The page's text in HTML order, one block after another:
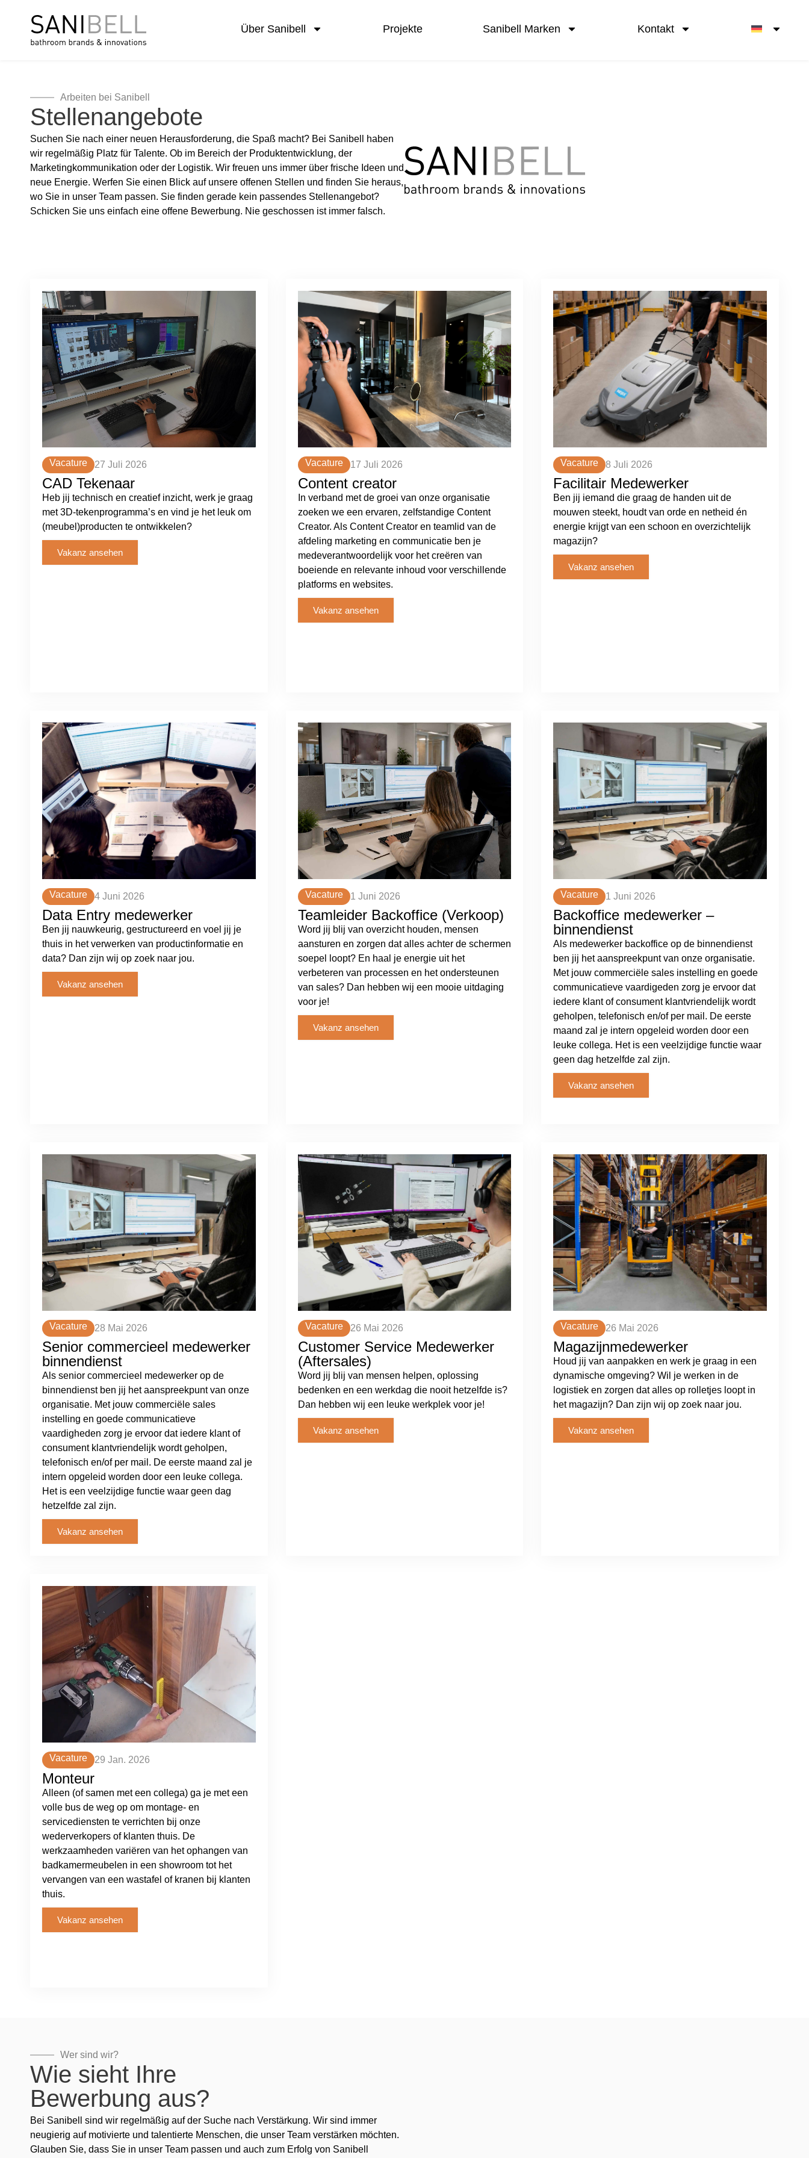
Über Sanibell Projekte Sanibell Marken Kontakt
Arbeiten bei Sanibell
Stellenangebote
Suchen Sie nach einer neuen Herausforderung, die Spaß macht? Bei Sanibell haben
wir regelmäßig Platz für Talente. Ob im Bereich der Produktentwicklung, der
Marketingkommunikation oder der Logistik. Wir freuen uns immer über frische Ideen und
neue Energie. Werfen Sie einen Blick auf unsere offenen Stellen und finden Sie heraus,
wo Sie in unser Team passen. Sie finden gerade kein passendes Stellenangebot?
Schicken Sie uns einfach eine offene Bewerbung. Nie geschossen ist immer falsch.
Vacature 27 Juli 2026
CAD Tekenaar
Heb jij technisch en creatief inzicht, werk je graag
met 3D-tekenprogramma’s en vind je het leuk om
(meubel)producten te ontwikkelen?
Vakanz ansehen
Vacature 17 Juli 2026
Content creator
In verband met de groei van onze organisatie
zoeken we een ervaren, zelfstandige Content
Creator. Als Content Creator en teamlid van de
afdeling marketing en communicatie ben je
medeverantwoordelijk voor het creëren van
boeiende en relevante inhoud voor verschillende
platforms en websites.
Vakanz ansehen
Vacature 8 Juli 2026
Facilitair Medewerker
Ben jij iemand die graag de handen uit de
mouwen steekt, houdt van orde en netheid én
energie krijgt van een schoon en overzichtelijk
magazijn?
Vakanz ansehen
Vacature 4 Juni 2026
Data Entry medewerker
Ben jij nauwkeurig, gestructureerd en voel jij je
thuis in het verwerken van productinformatie en
data? Dan zijn wij op zoek naar jou.
Vakanz ansehen
Vacature 1 Juni 2026
Teamleider Backoffice (Verkoop)
Word jij blij van overzicht houden, mensen
aansturen en zorgen dat alles achter de schermen
soepel loopt? En haal je energie uit het
verbeteren van processen en het ondersteunen
van sales? Dan hebben wij een mooie uitdaging
voor je!
Vakanz ansehen
Vacature 1 Juni 2026
Backoffice medewerker –
binnendienst
Als medewerker backoffice op de binnendienst
ben jij het aanspreekpunt van onze organisatie.
Met jouw commerciële sales instelling en goede
communicatieve vaardigeden zorg je ervoor dat
iedere klant of consument klantvriendelijk wordt
geholpen, telefonisch en/of per mail. De eerste
maand zal je intern opgeleid worden door een
leuke collega. Het is een veelzijdige functie waar
geen dag hetzelfde zal zijn.
Vakanz ansehen
Vacature 28 Mai 2026
Senior commercieel medewerker
binnendienst
Als senior commercieel medewerker op de
binnendienst ben jij het aanspreekpunt van onze
organisatie. Met jouw commerciële sales
instelling en goede communicatieve
vaardigheden zorg je ervoor dat iedere klant of
consument klantvriendelijk wordt geholpen,
telefonisch en/of per mail. De eerste maand zal je
intern opgeleid worden door een leuke collega.
Het is een veelzijdige functie waar geen dag
hetzelfde zal zijn.
Vakanz ansehen
Vacature 26 Mai 2026
Customer Service Medewerker
(Aftersales)
Word jij blij van mensen helpen, oplossing
bedenken en een werkdag die nooit hetzelfde is?
Dan hebben wij een leuke werkplek voor je!
Vakanz ansehen
Vacature 26 Mai 2026
Magazijnmedewerker
Houd jij van aanpakken en werk je graag in een
dynamische omgeving? Wil je werken in de
logistiek en zorgen dat alles op rolletjes loopt in
het magazijn? Dan zijn wij op zoek naar jou.
Vakanz ansehen
Vacature 29 Jan. 2026
Monteur
Alleen (of samen met een collega) ga je met een
volle bus de weg op om montage- en
servicediensten te verrichten bij onze
wederverkopers of klanten thuis. De
werkzaamheden variëren van het ophangen van
badkamermeubelen in een showroom tot het
vervangen van een wastafel of kranen bij klanten
thuis.
Vakanz ansehen
Wer sind wir?
Wie sieht Ihre
Bewerbung aus?
Bei Sanibell sind wir regelmäßig auf der Suche nach Verstärkung. Wir sind immer
neugierig auf motivierte und talentierte Menschen, die unser Team verstärken möchten.
Glauben Sie, dass Sie in unser Team passen und auch zum Erfolg von Sanibell